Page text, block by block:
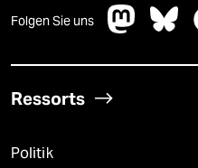
Folgen Sie uns
Ressorts
Politik